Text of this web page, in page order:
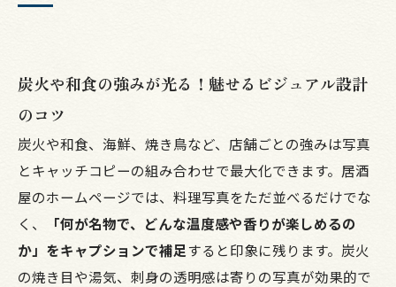
炭火や和食の強みが光る！魅せるビジュアル設計
のコツ
炭火や和食、海鮮、焼き鳥など、店舗ごとの強みは写真
とキャッチコピーの組み合わせで最大化できます。居酒
屋のホームページでは、料理写真をただ並べるだけでな
く、
「何が名物で、どんな温度感や香りが楽しめるの
か」をキャプションで補足すると印象に残ります。炭火
の焼き目や湯気、刺身の透明感は寄りの写真が効果的で